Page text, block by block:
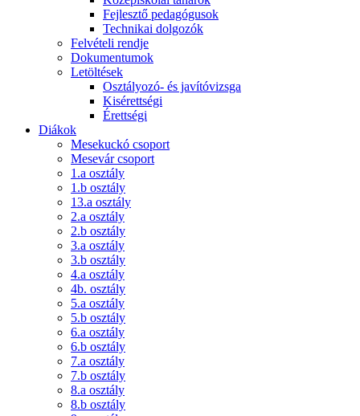
Fejlesztő pedagógusok
Technikai dolgozók
Felvételi rendje
Dokumentumok
Letöltések
Osztályozó- és javítóvizsga
Kisérettségi
Érettségi
Diákok
Mesekuckó csoport
Mesevár csoport
1.a osztály
1.b osztály
13.a osztály
2.a osztály
2.b osztály
3.a osztály
3.b osztály
4.a osztály
4b. osztály
5.a osztály
5.b osztály
6.a osztály
6.b osztály
7.a osztály
7.b osztály
8.a osztály
8.b osztály